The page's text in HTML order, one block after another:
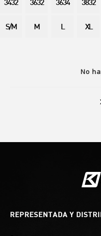
No
3432 3632 3634 3832
S/M M L XL
REPRESENTADA Y